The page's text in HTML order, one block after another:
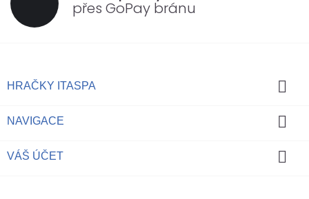
přes GoPay bránu
HRAČKY ITASPA 
NAVIGACE 
VÁŠ ÚČET 